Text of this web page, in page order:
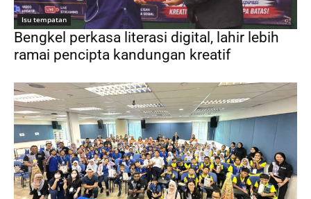
Isu tempatan
Bengkel perkasa literasi digital, lahir lebih
ramai pencipta kandungan kreatif